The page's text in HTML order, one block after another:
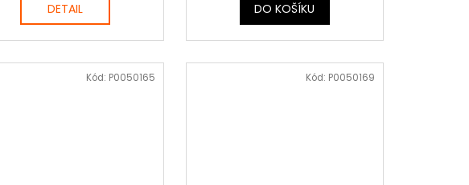
DETAIL DO KOŠÍKU
Kód: P0050165 Kód: P0050169